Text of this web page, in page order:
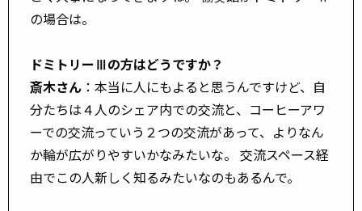
の場合は。
ドミトリーⅢの方はどうですか？
斎木さん ：本当に人にもよると思うんですけど、自
分たちは４人のシェア内での交流と、コーヒーアワ
ーでの交流っていう２つの交流があって、よりなん
か輪が広がりやすいかなみたいな。 交流スペース経
由でこの人新しく知るみたいなのもあるんで。